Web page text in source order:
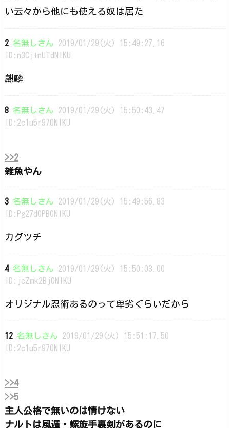
い云々から他にも使える奴は居た
2 名無しさん 2019/01/29(火) 15:49:27.16
ID:n3Cj+nUTdNIKU
麒麟
8 名無しさん 2019/01/29(火) 15:50:43.47
ID:2c1u5r970NIKU
>>2
雑魚やん
3 名無しさん 2019/01/29(火) 15:49:56.83
ID:Pg27d0PB0NIKU
カグツチ
4 名無しさん 2019/01/29(火) 15:50:03.00
ID:jcZmk2Bj0NIKU
オリジナル忍術あるのって卑劣ぐらいだから
12 名無しさん 2019/01/29(火) 15:51:17.50
ID:2c1u5r970NIKU
>>4
>>5
主人公格で無いのは情けない
ナルトは風遁・螺旋手裏剣があるのに